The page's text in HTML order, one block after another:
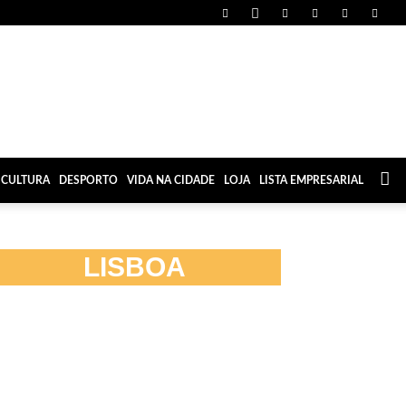
CULTURA DESPORTO VIDA NA CIDADE LOJA LISTA EMPRESARIAL
LISBOA